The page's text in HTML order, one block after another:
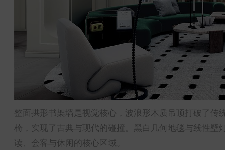
整面拱形书架墙是视觉核心，波浪形木质吊顶打破了
椅，实现了古典与现代的碰撞。黑白几何地毯与线性
读、会客与休闲的核心区域。